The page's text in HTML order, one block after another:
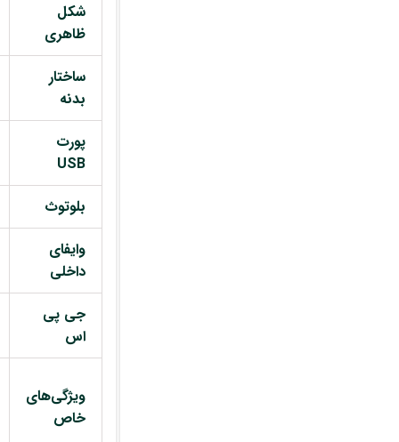
شکل
ظاهری
ساختار
بدنه
پورت
USB
بلوتوث
وایفای
داخلی
جی پی
اس
ویژگی‌های
خاص